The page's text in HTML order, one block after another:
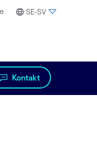
SE-SV
Kontakt